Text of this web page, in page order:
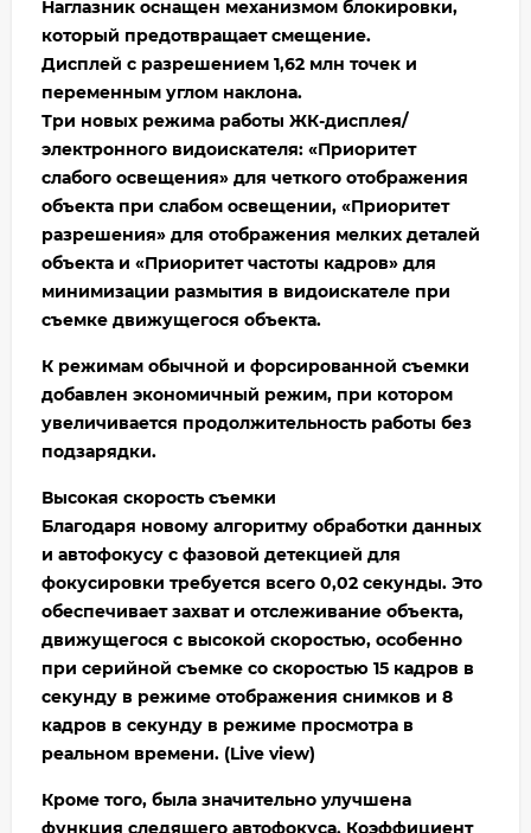
Наглазник оснащен механизмом блокировки,
который предотвращает смещение.
Дисплей с разрешением 1,62 млн точек и
переменным углом наклона.
Три новых режима работы ЖК-дисплея/
электронного видоискателя: «Приоритет
слабого освещения» для четкого отображения
объекта при слабом освещении, «Приоритет
разрешения» для отображения мелких деталей
объекта и «Приоритет частоты кадров» для
минимизации размытия в видоискателе при
съемке движущегося объекта.
К режимам обычной и форсированной съемки
добавлен экономичный режим, при котором
увеличивается продолжительность работы без
подзарядки.
Высокая скорость съемки
Благодаря новому алгоритму обработки данных
и автофокусу с фазовой детекцией для
фокусировки требуется всего 0,02 секунды. Это
обеспечивает захват и отслеживание объекта,
движущегося с высокой скоростью, особенно
при серийной съемке со скоростью 15 кадров в
секунду в режиме отображения снимков и 8
кадров в секунду в режиме просмотра в
реальном времени. (Live view)
Кроме того, была значительно улучшена
функция следящего автофокуса. Коэффициент